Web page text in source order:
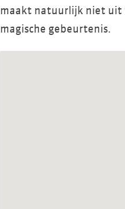
maakt natuurlijk niet uit
magische gebeurtenis.